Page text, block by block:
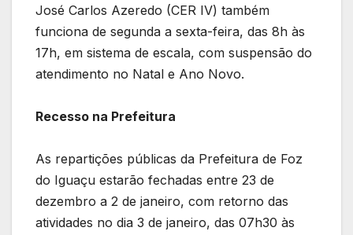
José Carlos Azeredo (CER IV) também
funciona de segunda a sexta-feira, das 8h às
17h, em sistema de escala, com suspensão do
atendimento no Natal e Ano Novo.
Recesso na Prefeitura
As repartições públicas da Prefeitura de Foz
do Iguaçu estarão fechadas entre 23 de
dezembro a 2 de janeiro, com retorno das
atividades no dia 3 de janeiro, das 07h30 às